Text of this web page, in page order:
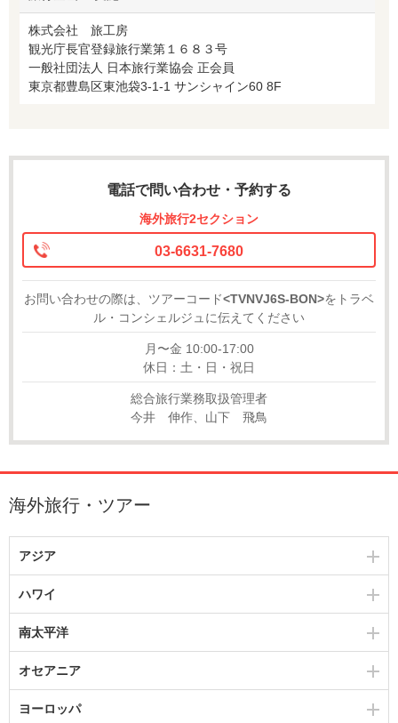
株式会社 旅工房
観光庁長官登録旅行業第１６８３号
一般社団法人 日本旅行業協会 正会員
東京都豊島区東池袋3-1-1 サンシャイン60 8F
電話で問い合わせ・予約する
海外旅行2セクション
03-6631-7680
お問い合わせの際は、ツアーコード<TVNVJ6S-BON>をトラベ
ル・コンシェルジュに伝えてください
月〜金 10:00-17:00
休日：土・日・祝日
総合旅行業務取扱管理者
今井 伸作、山下 飛鳥
海外旅行・ツアー
アジア
ハワイ
南太平洋
オセアニア
ヨーロッパ